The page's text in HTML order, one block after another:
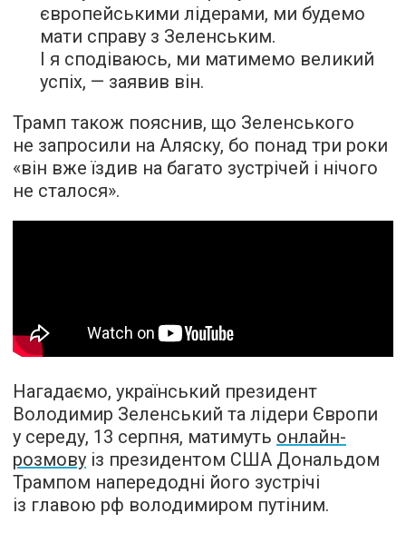
європейськими лідерами, ми будемо
мати справу з Зеленським.
І я сподіваюсь, ми матимемо великий
успіх, — заявив він.
Трамп також пояснив, що Зеленського
не запросили на Аляску, бо понад три роки
«він вже їздив на багато зустрічей і нічого
не сталося».
Нагадаємо, український президент
Володимир Зеленський та лідери Європи
у середу, 13 серпня, матимуть онлайн-
розмову із президентом США Дональдом
Трампом напередодні його зустрічі
із главою рф володимиром путіним.